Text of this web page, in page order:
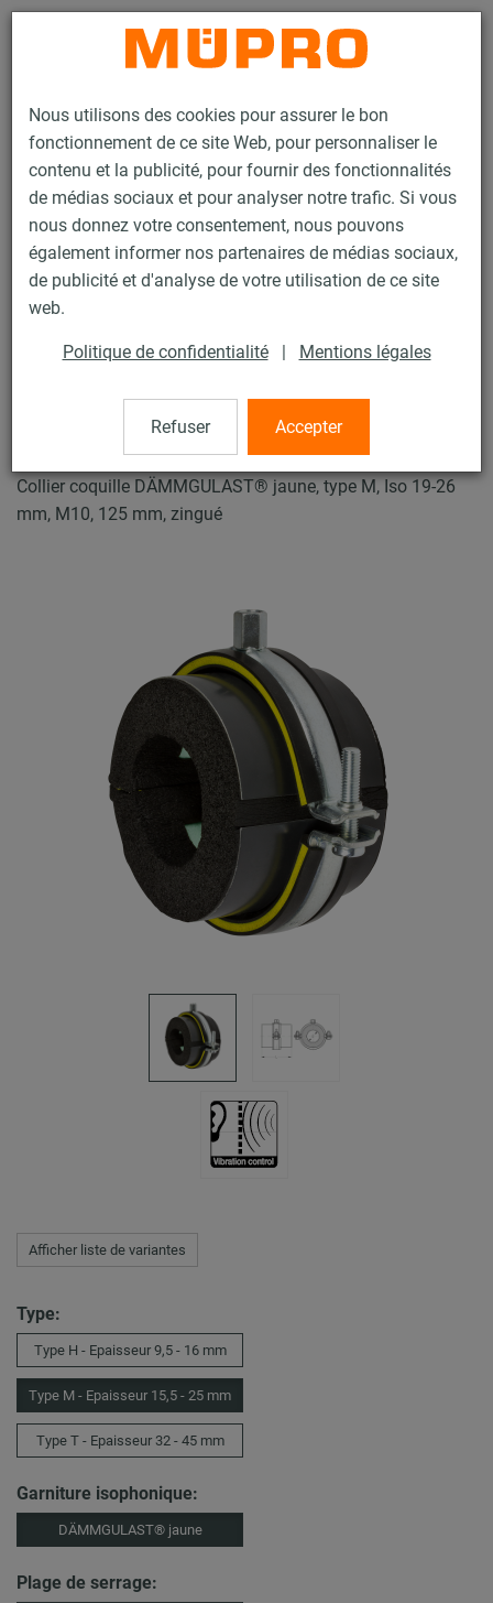
Nous utilisons des cookies pour assurer le bon
fonctionnement de ce site Web, pour personnaliser le
contenu et la publicité, pour fournir des fonctionnalités
de médias sociaux et pour analyser notre trafic. Si vous
nous donnez votre consentement, nous pouvons
également informer nos partenaires de médias sociaux,
de publicité et d'analyse de votre utilisation de ce site
web.
Politique de confidentialité | Mentions légales
Refuser Accepter
Contact
Produits Technique de fixation
Insonorisation
Colliers insonorisés
Collier coquille ISO Type H, M, T
Collier coquille ISO Type H, M,
Collier coquille DÄMMGULAST® jaune, type M, Iso 19-26
mm, M10, 125 mm, zingué
Afficher liste de variantes
Type:
Type H - Epaisseur 9,5 - 16 mm
Type M - Epaisseur 15,5 - 25 mm
Type T - Epaisseur 32 - 45 mm
Garniture isophonique:
DÄMMGULAST® jaune
Plage de serrage: